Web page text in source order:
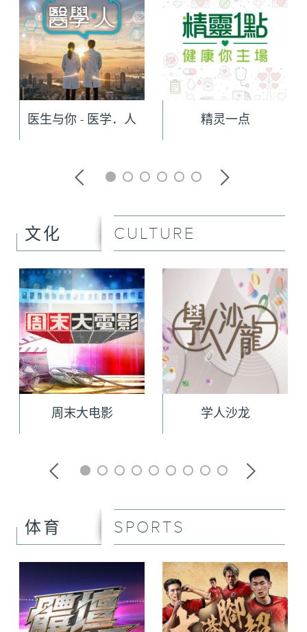
医生与你 - 医学．人 精灵一点
文化 CULTURE
周末大电影 学人沙龙
体育 SPORTS